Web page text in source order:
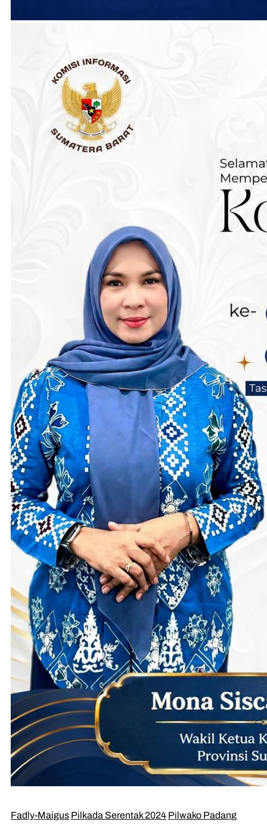
Fadly-Maigus Pilkada Serentak 2024 Pilwako Padang